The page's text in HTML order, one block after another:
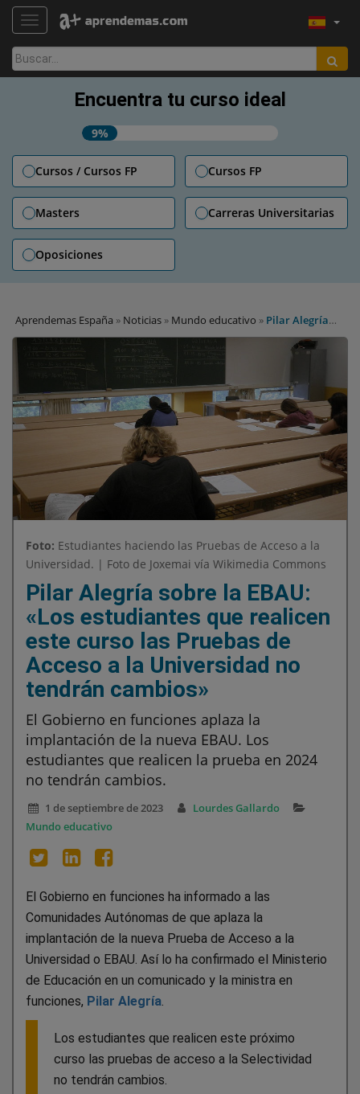
TOGGLE NAVIGATION
Buscar:
Encuentra tu curso ideal
9%
Cursos / Cursos FP Cursos FP
Masters Carreras Universitarias
Oposiciones
Aprendemas España » Noticias » Mundo educativo » Pilar Alegría
sobre la EBAU: «Los estudiantes que realicen este curso las
Pruebas de Acceso a la Universidad no tendrán cambios»
Foto: Estudiantes haciendo las Pruebas de Acceso a la
Universidad. | Foto de Joxemai vía Wikimedia Commons
Pilar Alegría sobre la EBAU:
«Los estudiantes que realicen
este curso las Pruebas de
Acceso a la Universidad no
tendrán cambios»
El Gobierno en funciones aplaza la
implantación de la nueva EBAU. Los
estudiantes que realicen la prueba en 2024
no tendrán cambios.
1 de septiembre de 2023
Lourdes Gallardo
Mundo educativo
El Gobierno en funciones ha informado a las
Comunidades Autónomas de que aplaza la
implantación de la nueva Prueba de Acceso a la
Universidad o EBAU. Así lo ha confirmado el Ministerio
de Educación en un comunicado y la ministra en
funciones, Pilar Alegría.
Los estudiantes que realicen este próximo
curso las pruebas de acceso a la Selectividad
no tendrán cambios.